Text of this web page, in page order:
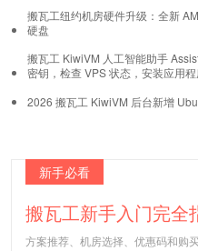
搬瓦工纽约机房硬件升级：全新
硬盘
搬瓦工 KiwiVM 人工智能助手
密钥，检查 VPS 状态，安装应用
2026 搬瓦工 KiwiVM 后台新增
新手必看
搬瓦工新手入门完全
方案推荐、机房选择、优惠码和购